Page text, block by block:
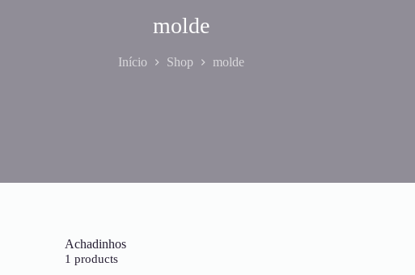
molde
Início Shop molde
Achadinhos
1 products